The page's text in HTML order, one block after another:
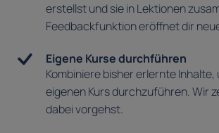
erstellst und sie in Lektionen
Feedbackfunktion eröffnet dir
Eigene Kurse durchführen
Kombiniere bisher erlernte Inhalte,
eigenen Kurs durchzuführen. Wir
dabei vorgehst.